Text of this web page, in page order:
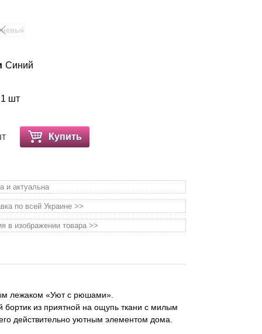
Синий
1 шт
Купить
и актуальна
по всей Украине >>
в изображении товара >>
лежаком «Уют с рюшами».
из приятной на ощупь ткани с милым
действительно уютным элементом дома.